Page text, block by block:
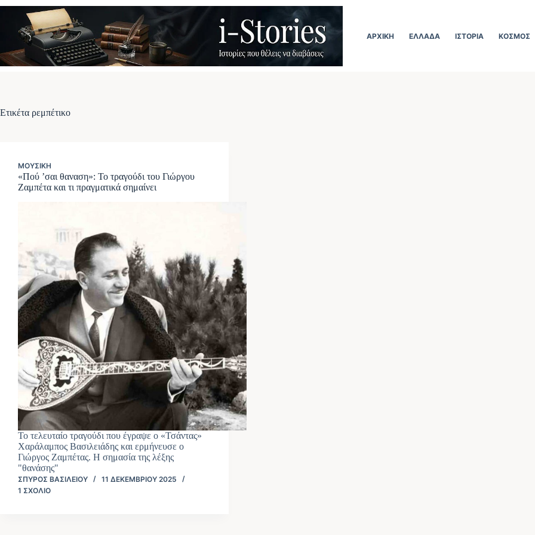
Μετάβαση
περιεχόμενο
ΑΡΧΙΚΉ ΕΛΛΆΔΑ ΙΣΤΟΡΊΑ ΚΌΣΜΟΣ
Ετικέτα ρεμπέτικο
ΜΟΥΣΙΚΉ
«Πού ’σαι θαναση»: Το τραγούδι του Γιώργου
Ζαμπέτα και τι πραγματικά σημαίνει
Το τελευταίο τραγούδι που έγραψε ο «Τσάντας»
Χαράλαμπος Βασιλειάδης και ερμήνευσε ο
Γιώργος Ζαμπέτας. Η σημασία της λέξης
"θανάσης"
ΣΠΎΡΟΣ ΒΑΣΙΛΕΊΟΥ
11 ΔΕΚΕΜΒΡΊΟΥ 2025
1 ΣΧΌΛΙΟ